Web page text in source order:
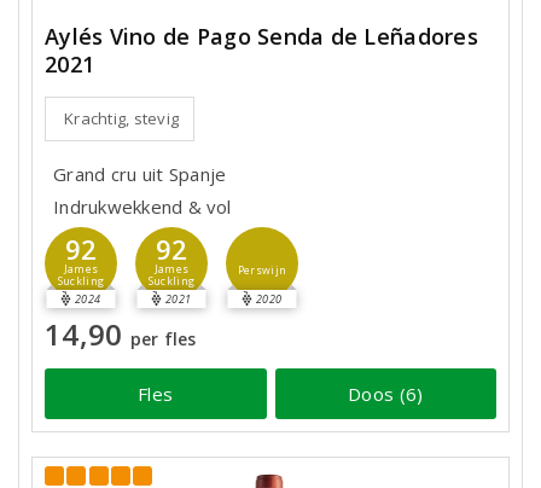
Aylés Vino de Pago Senda de Leñadores
2021
Krachtig, stevig
Grand cru uit Spanje
Indrukwekkend & vol
92
James
Suckling
2024
92
James
Suckling
2021
Perswijn
2020
14,90 per fles
Fles Doos (6)